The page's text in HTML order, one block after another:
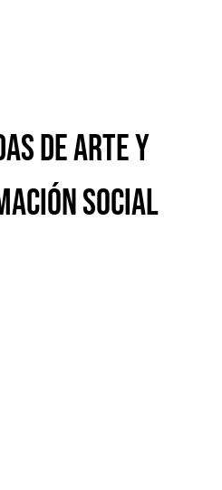
de Arte y
Social